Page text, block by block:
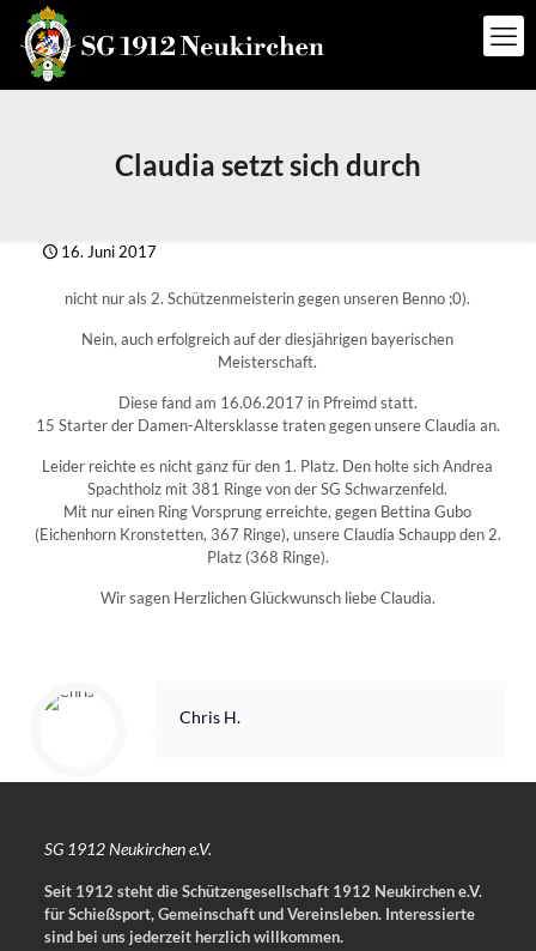
Claudia setzt sich durch
16. Juni 2017
nicht nur als 2. Schützenmeisterin gegen unseren Benno ;0).
Nein, auch erfolgreich auf der diesjährigen bayerischen
Meisterschaft.
Diese fand am 16.06.2017 in Pfreimd statt.
15 Starter der Damen-Altersklasse traten gegen unsere Claudia an.
Leider reichte es nicht ganz für den 1. Platz. Den holte sich Andrea
Spachtholz mit 381 Ringe von der SG Schwarzenfeld.
Mit nur einen Ring Vorsprung erreichte, gegen Bettina Gubo
(Eichenhorn Kronstetten, 367 Ringe), unsere Claudia Schaupp den 2.
Platz (368 Ringe).
Wir sagen Herzlichen Glückwunsch liebe Claudia.
Chris H.
SG 1912 Neukirchen e.V.
Seit 1912 steht die Schützengesellschaft 1912 Neukirchen e.V.
für Schießsport, Gemeinschaft und Vereinsleben. Interessierte
sind bei uns jederzeit herzlich willkommen.